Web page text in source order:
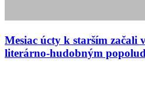
Mesiac úcty k starším začali
literárno-hudobným